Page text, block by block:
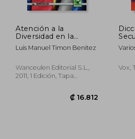
Atención a la
Diversidad en la
Educación Secundaria
Obligatoria. Medidas
Luis Manuel Timon Benitez
Wanceulen Editorial S.L.,
2011, 1 Edición, Tapa
Vox,